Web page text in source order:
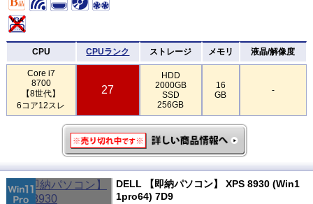
CPU CPUランク ストレージ メモリ 液晶/解像度
Core i7
8700
【8世代】
6コア12スレ
27
HDD
2000GB
SSD
256GB
16
GB
-
DELL 【即納パソコン】 XPS 8930 (Win1
1pro64) 7D9